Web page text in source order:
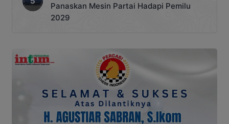
Panaskan Mesin Partai Hadapi Pemilu
2029